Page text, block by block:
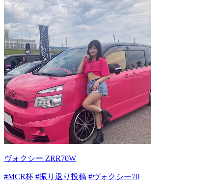
ヴォクシー ZRR70W
#MCR杯 #振り返り投稿 #ヴォクシー70